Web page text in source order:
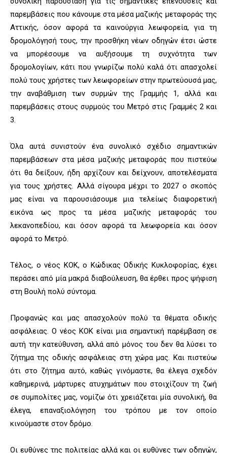
παρεμβάσεις που κάνουμε στα μέσα μαζικής μεταφοράς της
Αττικής, όσον αφορά τα καινούργια λεωφορεία, για τη
δρομολόγησή τους, την προσθήκη νέων οδηγών έτσι ώστε
να μπορέσουμε να αυξήσουμε τη συχνότητα των
δρομολογίων, κάτι που γνωρίζω πολύ καλά ότι απασχολεί
πολύ τους χρήστες των λεωφορείων στην πρωτεύουσά μας,
την αναβάθμιση των συρμών της Γραμμής 1, αλλά και
παρεμβάσεις στους συρμούς του Μετρό στις Γραμμές 2 και
3.
Όλα αυτά συνιστούν ένα συνολικό σχέδιο σημαντικών
παρεμβάσεων στα μέσα μαζικής μεταφοράς που πιστεύω
ότι θα δείξουν, ήδη αρχίζουν και δείχνουν, αποτελέσματα
για τους χρήστες. Αλλά σίγουρα μέχρι το 2027 ο σκοπός
μας είναι να παρουσιάσουμε μια τελείως διαφορετική
εικόνα ως προς τα μέσα μαζικής μεταφοράς του
λεκανοπεδίου, και όσον αφορά τα λεωφορεία και όσον
αφορά το Μετρό.
Τέλος, ο νέος ΚΟΚ, ο Κώδικας Οδικής Κυκλοφορίας, έχει
περάσει από μία μακρά διαβούλευση, θα έρθει προς ψήφιση
στη Βουλή πολύ σύντομα.
Προφανώς και μας απασχολούν πολύ τα θέματα οδικής
ασφάλειας. Ο νέος ΚΟΚ είναι μια σημαντική παρέμβαση σε
αυτή την κατεύθυνση, αλλά από μόνος του δεν θα λύσει το
ζήτημα της οδικής ασφάλειας στη χώρα μας. Και πιστεύω
ότι στο ζήτημα αυτό, καθώς γινόμαστε, θα έλεγα σχεδόν
καθημερινά, μάρτυρες ατυχημάτων που στοιχίζουν τη ζωή
σε συμπολίτες μας, νομίζω ότι χρειάζεται μία συνολική, θα
έλεγα, επαναξιολόγηση του τρόπου με τον οποίο
κινούμαστε στον δρόμο.
Οι ευθύνες της πολιτείας αλλά και οι ευθύνες των οδηγών,